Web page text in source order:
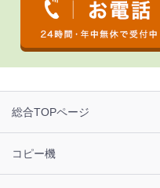
ッ
タ
総合TOPページ
コピー機